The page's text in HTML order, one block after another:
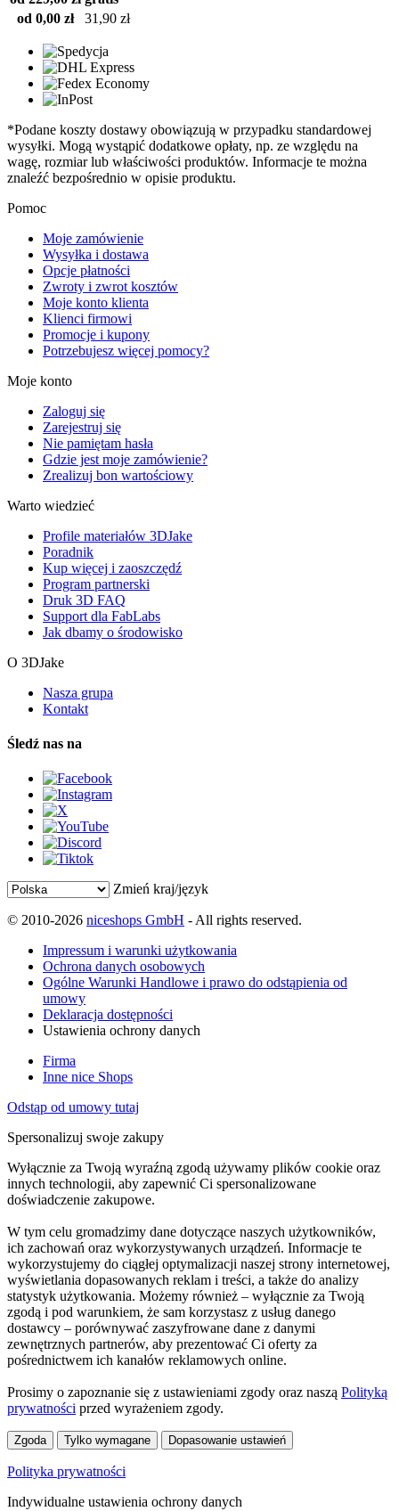
od 0,00 zł
31,90 zł
*Podane koszty dostawy obowiązują w przypadku standardowej
wysyłki. Mogą wystąpić dodatkowe opłaty, np. ze względu na
wagę, rozmiar lub właściwości produktów. Informacje te można
znaleźć bezpośrednio w opisie produktu.
Pomoc
Moje zamówienie
Wysyłka i dostawa
Opcje płatności
Zwroty i zwrot kosztów
Moje konto klienta
Klienci firmowi
Promocje i kupony
Potrzebujesz więcej pomocy?
Moje konto
Zaloguj się
Zarejestruj się
Nie pamiętam hasła
Gdzie jest moje zamówienie?
Zrealizuj bon wartościowy
Warto wiedzieć
Profile materiałów 3DJake
Poradnik
Kup więcej i zaoszczędź
Program partnerski
Druk 3D FAQ
Support dla FabLabs
Jak dbamy o środowisko
O 3DJake
Nasza grupa
Kontakt
Śledź nas na
Zmień kraj/język
© 2010-2026 niceshops GmbH - All rights reserved.
Impressum i warunki użytkowania
Ochrona danych osobowych
Ogólne Warunki Handlowe i prawo do odstąpienia od
umowy
Deklaracja dostępności
Ustawienia ochrony danych
Firma
Inne nice Shops
Odstąp od umowy tutaj
Spersonalizuj swoje zakupy
Wyłącznie za Twoją wyraźną zgodą używamy plików cookie oraz
innych technologii, aby zapewnić Ci spersonalizowane
doświadczenie zakupowe.
W tym celu gromadzimy dane dotyczące naszych użytkowników,
ich zachowań oraz wykorzystywanych urządzeń. Informacje te
wykorzystujemy do ciągłej optymalizacji naszej strony internetowej,
wyświetlania dopasowanych reklam i treści, a także do analizy
statystyk użytkowania. Możemy również – wyłącznie za Twoją
zgodą i pod warunkiem, że sam korzystasz z usług danego
dostawcy – porównywać zaszyfrowane dane z danymi
zewnętrznych partnerów, aby prezentować Ci oferty za
pośrednictwem ich kanałów reklamowych online.
Prosimy o zapoznanie się z ustawieniami zgody oraz naszą Polityką
prywatności przed wyrażeniem zgody.
Zgoda Tylko wymagane Dopasowanie ustawień
Polityka prywatności
Indywidualne ustawienia ochrony danych